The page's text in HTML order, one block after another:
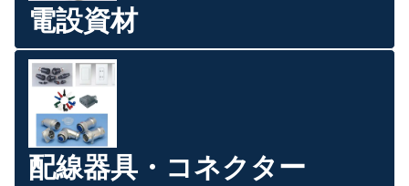
電設資材
配線器具・コネクター